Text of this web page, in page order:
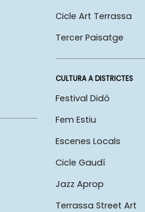
Cicle Art Terrassa
Tercer Paisatge
CULTURA A DISTRICTES
Festival Didó
Fem Estiu
Escenes Locals
Cicle Gaudí
Jazz Aprop
Terrassa Street Art